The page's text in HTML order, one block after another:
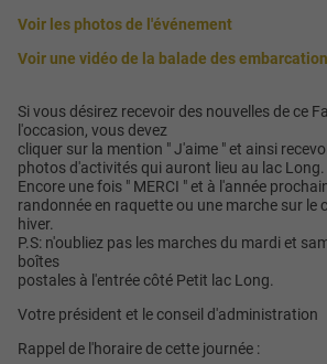
Voir les photos de l'événement
Voir une vidéo de la balade des
Si vous désirez recevoir des nouvelles de ce
l'occasion, vous devez
cliquer sur la mention " J'aime " et ainsi
photos d'activités qui auront lieu au lac Long.
Encore une fois " MERCI " et à l'année
randonnée en raquette ou une marche sur le
hiver.
P.S: n'oubliez pas les marches du mardi et
boîtes
postales à l'entrée côté Petit lac Long.
Votre président et le conseil d'administration
Rappel de l'horaire de cette journée :